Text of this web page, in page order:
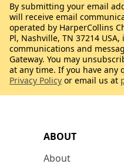
ABOUT
About
By submitting your email
will receive email
operated by HarperCollins
Pl, Nashville, TN 37214
communications and
Gateway. You may
at any time. If you have any
Privacy Policy or email us at